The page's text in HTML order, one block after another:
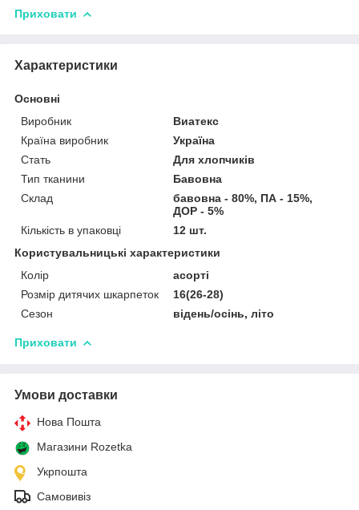
Приховати
Характеристики
Основні
Виробник
Виатекс
Країна виробник
Україна
Стать
Для хлопчиків
Тип тканини
Бавовна
Склад
бавовна - 80%, ПА - 15%,
ДОР - 5%
Кількість в упаковці
12 шт.
Користувальницькі характеристики
Колір
асорті
Розмір дитячих шкарпеток
16(26-28)
Сезон
відень/осінь, літо
Приховати
Умови доставки
Нова Пошта
Магазини Rozetka
Укрпошта
Самовивіз